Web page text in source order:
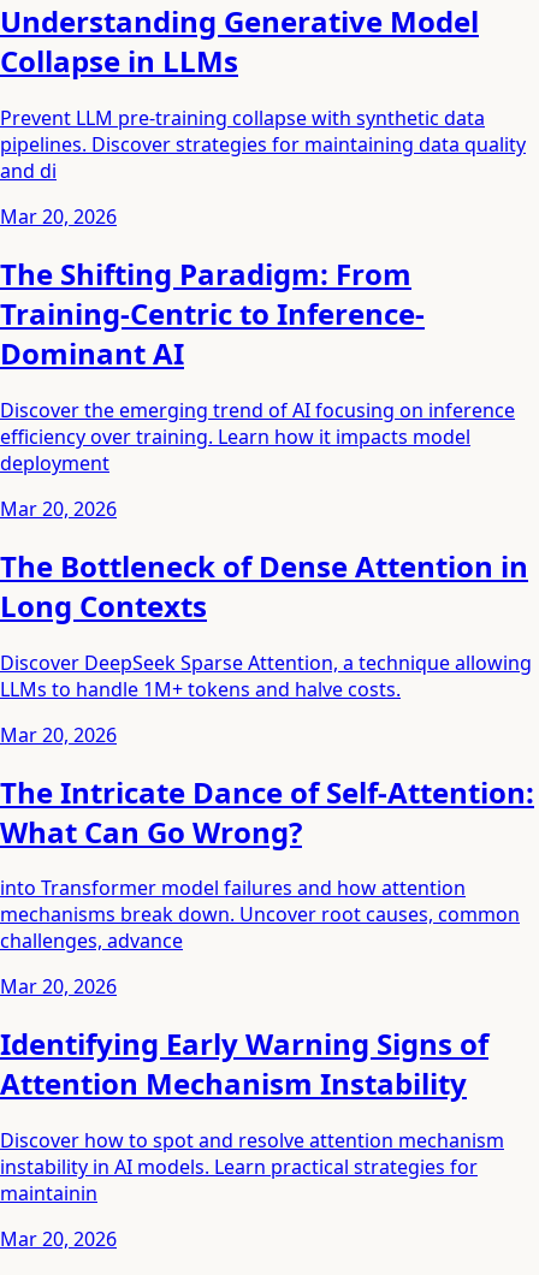
Understanding Generative Model
Collapse in LLMs
Prevent LLM pre-training collapse with synthetic data
pipelines. Discover strategies for maintaining data quality
and di
Mar 20, 2026
The Shifting Paradigm: From
Training-Centric to Inference-
Dominant AI
Discover the emerging trend of AI focusing on inference
efficiency over training. Learn how it impacts model
deployment
Mar 20, 2026
The Bottleneck of Dense Attention in
Long Contexts
Discover DeepSeek Sparse Attention, a technique allowing
LLMs to handle 1M+ tokens and halve costs.
Mar 20, 2026
The Intricate Dance of Self-Attention:
What Can Go Wrong?
into Transformer model failures and how attention
mechanisms break down. Uncover root causes, common
challenges, advance
Mar 20, 2026
Identifying Early Warning Signs of
Attention Mechanism Instability
Discover how to spot and resolve attention mechanism
instability in AI models. Learn practical strategies for
maintainin
Mar 20, 2026